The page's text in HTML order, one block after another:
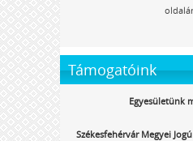
Támogatóink
Egyesületünk
Székesfehérvár Megyei